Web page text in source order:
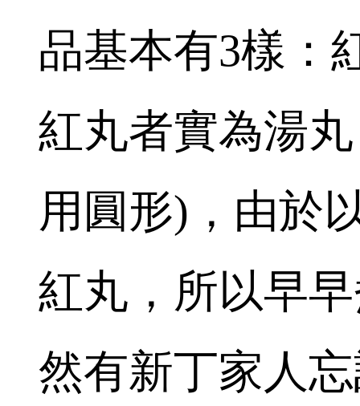
品基本有3樣：
紅丸者實為湯
用圓形)，由於
紅丸，所以早
然有新丁家人